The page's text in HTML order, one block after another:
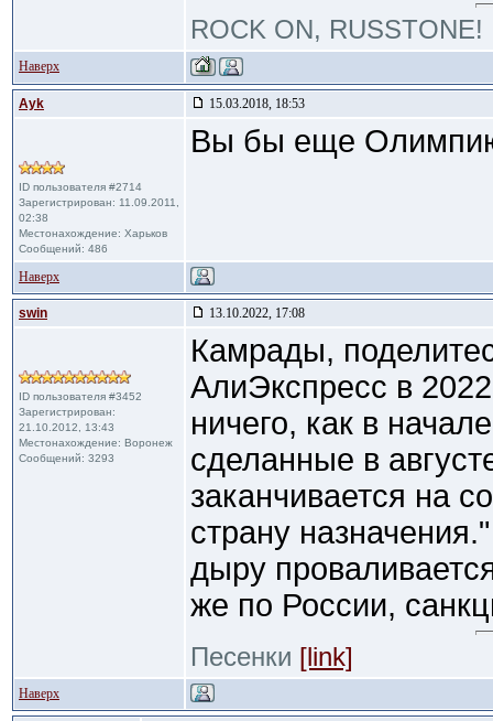
ROCK ON, RUSSTONE!
Наверх
Ayk 15.03.2018, 18:53
ID пользователя #2714
Зарегистрирован: 11.09.2011,
02:38
Местонахождение: Харьков
Сообщений: 486
Вы бы еще
Наверх
swin 13.10.2022, 17:08
ID пользователя #3452
Зарегистрирован:
21.10.2012, 13:43
Местонахождение: Воронеж
Сообщений: 3293
Камрады,
АлиЭкспресс в
ничего, как в
сделанные в
заканчивается на
страну
дыру
же по России,
Песенки [link]
Наверх